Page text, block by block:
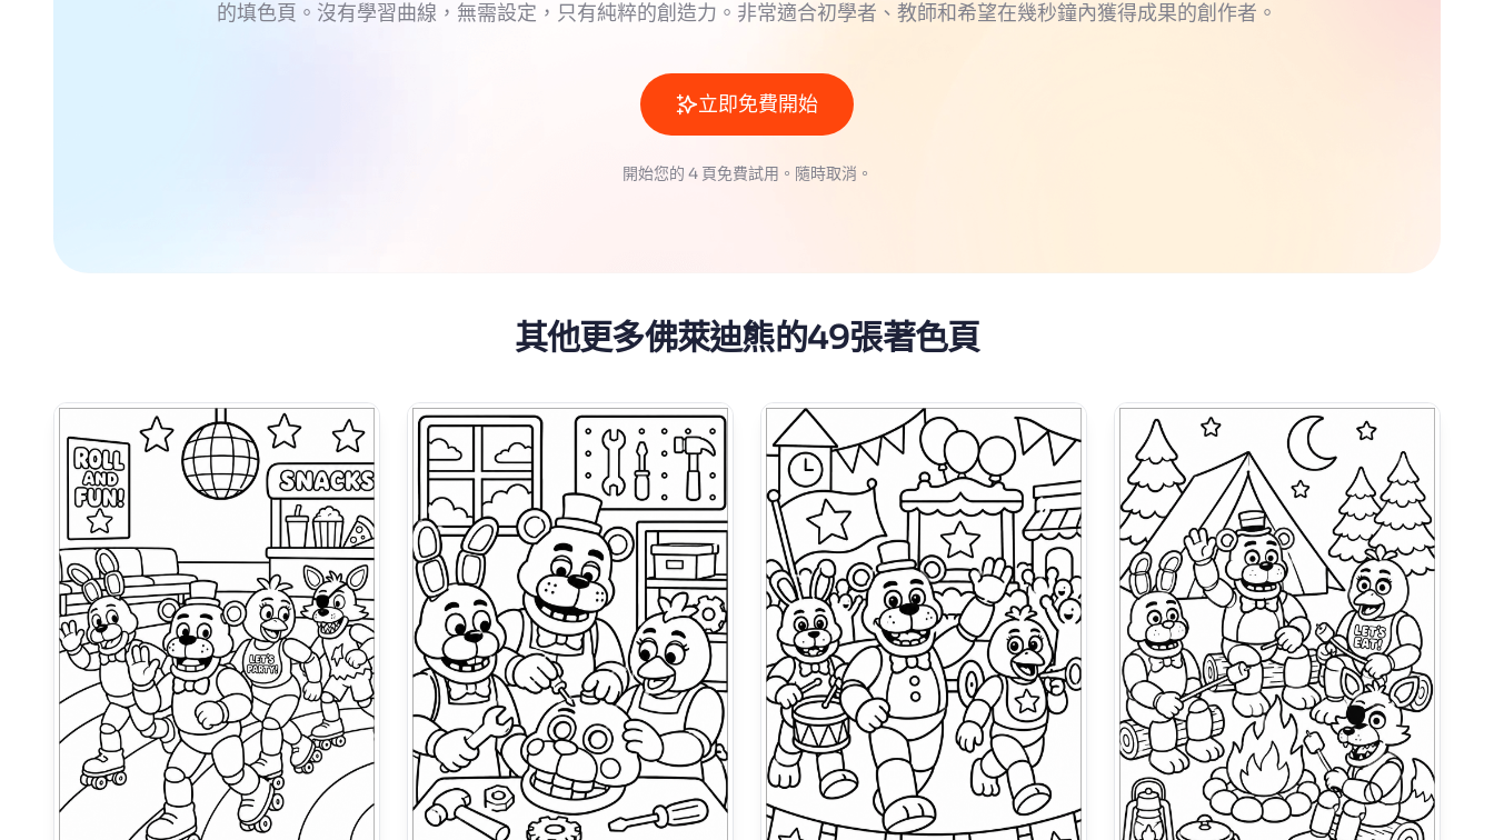
的填色頁。沒有學習曲線，無需設定，只有純粹的創造力。非常適合初學者、教師和希望在幾秒鐘內獲得成果的創作者。
立即免費開始
開始您的 4 頁免費試用。隨時取消。
其他更多佛萊迪熊的49張著色頁